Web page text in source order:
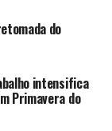
do
intensifica
Primavera do